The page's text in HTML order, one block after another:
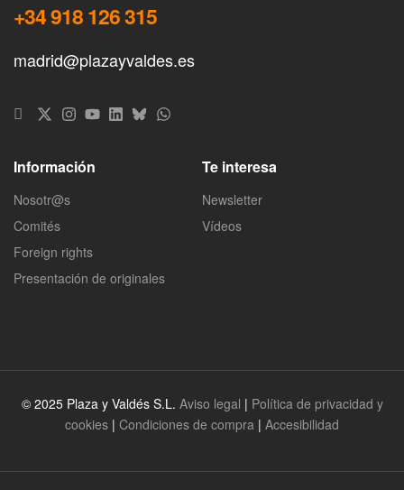
+34 918 126 315
madrid@plazayvaldes.es
Información
Nosotr@s
Comités
Foreign rights
Presentación de originales
Te interesa
Newsletter
Vídeos
© 2025 Plaza y Valdés S.L. Aviso legal | Política de privacidad y
cookies | Condiciones de compra | Accesibilidad